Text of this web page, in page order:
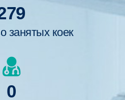
занятых коек
0